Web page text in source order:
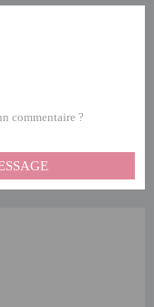
commentaire ?